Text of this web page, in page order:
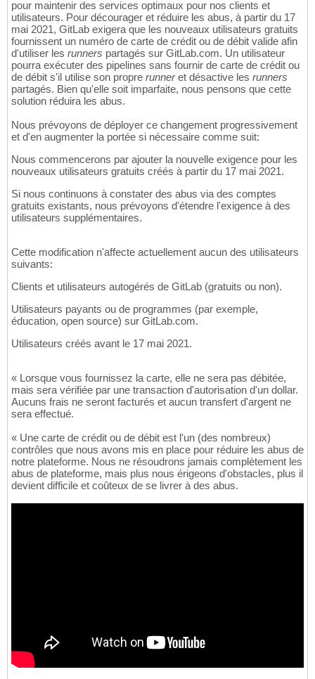
pour maintenir des services optimaux pour nos clients et
utilisateurs. Pour décourager et réduire les abus, à partir du 17
mai 2021, GitLab exigera que les nouveaux utilisateurs gratuits
fournissent un numéro de carte de crédit ou de débit valide afin
d'utiliser les runners partagés sur GitLab.com. Un utilisateur
pourra exécuter des pipelines sans fournir de carte de crédit ou
de débit s'il utilise son propre runneret désactive les runners
partagés. Bien qu'elle soit imparfaite, nous pensons que cette
solution réduira les abus.
Nous prévoyons de déployer ce changement progressivement
et d'en augmenter la portée si nécessaire comme suit:
Nous commencerons par ajouter la nouvelle exigence pour les
nouveaux utilisateurs gratuits créés à partir du 17 mai 2021.
Si nous continuons à constater des abus via des comptes
gratuits existants, nous prévoyons d'étendre l'exigence à des
utilisateurs supplémentaires.
Cette modification n'affecte actuellement aucun des utilisateurs
suivants:
Clients et utilisateurs autogérés de GitLab (gratuits ou non).
Utilisateurs payants ou de programmes (par exemple,
éducation, open source) sur GitLab.com.
Utilisateurs créés avant le 17 mai 2021.
« Lorsque vous fournissez la carte, elle ne sera pas débitée,
mais sera vérifiée par une transaction d'autorisation d'un dollar.
Aucuns frais ne seront facturés et aucun transfert d'argent ne
sera effectué.
« Une carte de crédit ou de débit est l'un (des nombreux)
contrôles que nous avons mis en place pour réduire les abus de
notre plateforme. Nous ne résoudrons jamais complètement les
abus de plateforme, mais plus nous érigeons d'obstacles, plus il
devient difficile et coûteux de se livrer à des abus.